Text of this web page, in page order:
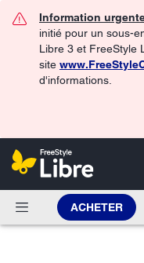
Information
initié pour un sous-
Libre 3 et FreeStyle
site
d'informations.
ACHETER